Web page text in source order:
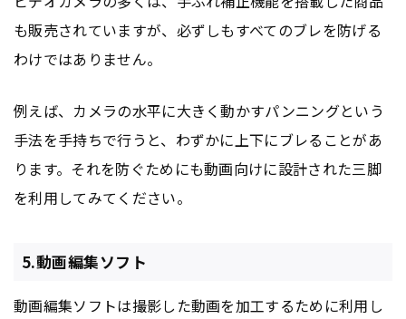
も販売されていますが、必ずしもすべてのブレを防げる
わけではありません。
例えば、カメラの水平に大きく動かすパンニングという
手法を手持ちで行うと、わずかに上下にブレることがあ
ります。それを防ぐためにも動画向けに設計された三脚
を利用してみてください。
5.動画編集ソフト
動画編集ソフトは撮影した動画を加工するために利用し